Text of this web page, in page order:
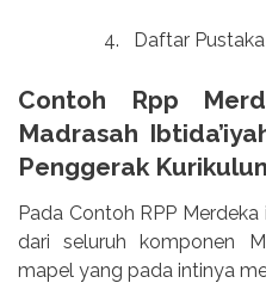
4. Daftar Pustaka
Contoh Rpp
Madrasah
Penggerak
Pada Contoh RPP
dari seluruh komponen
mapel yang pada intinya